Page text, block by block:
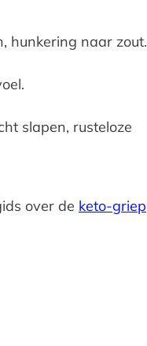
hunkering naar zout.
slapen, rusteloze
over de keto-griep